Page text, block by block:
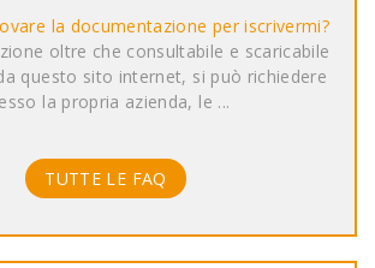
la documentazione per iscrivermi?
oltre che consultabile e scaricabile
questo sito internet, si può richiedere
la propria azienda, le ...
TUTTE LE FAQ